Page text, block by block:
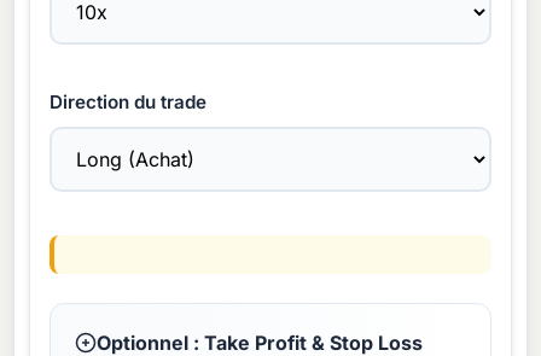
Direction du trade
Optionnel : Take Profit & Stop Loss